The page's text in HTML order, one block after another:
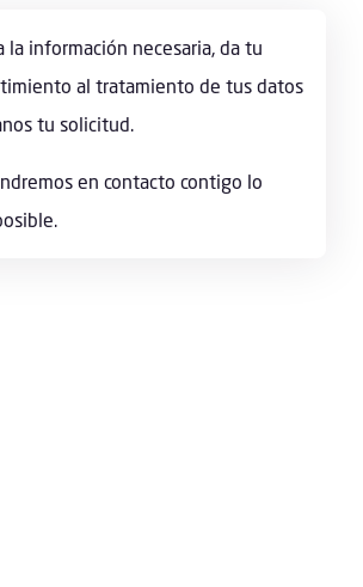
la información necesaria, da tu
al tratamiento de tus datos
tu solicitud.
en contacto contigo lo